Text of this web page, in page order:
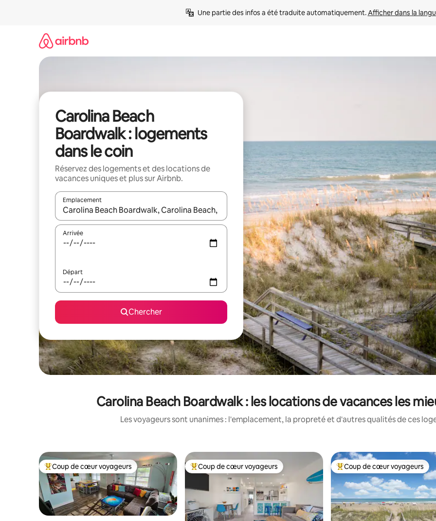
Une partie des infos a été traduite automatiquement. Afficher dans la
Carolina Beach
Boardwalk : logements
dans le coin
Réservez des logements et des locations de
vacances uniques et plus sur Airbnb.
Emplacement
Quand les résultats sont affichés, parcourez-les en utilisant les flèches vers le haut et vers le bas, ou en appuyant
Arrivée
Départ
Chercher
Carolina Beach Boardwalk : les locations de vacances les
Les voyageurs sont unanimes : l'emplacement, la propreté et d'autres qualités de ces
Coup de cœur voyageurs parmi les plus aimés
Coup de cœur voyageurs Coup de cœur voyageurs parmi les plus aimés
Coup de cœur voyageurs Coup de cœur voyageurs
Coup de cœur voyageurs